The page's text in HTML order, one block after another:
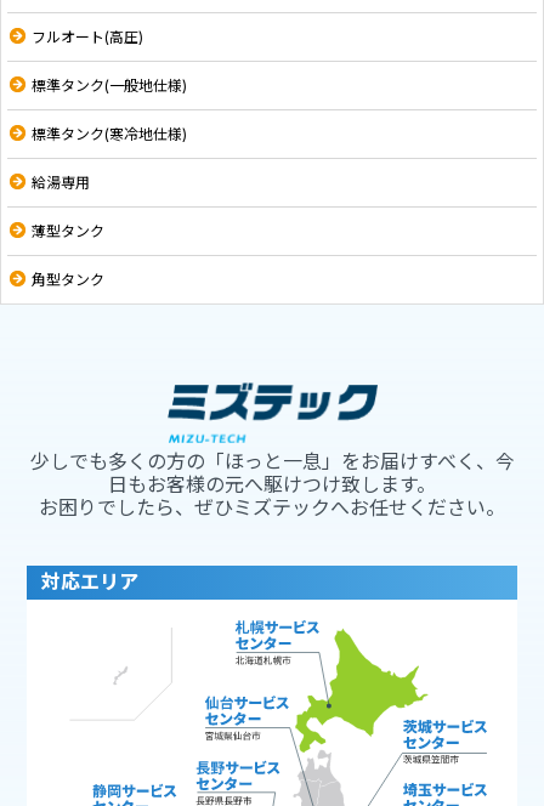
フルオート(高圧)
標準タンク(一般地仕様)
標準タンク(寒冷地仕様)
給湯専用
薄型タンク
角型タンク
少しでも多くの方の「ほっと一息」をお届けすべく、今
日もお客様の元へ駆けつけ致します。
お困りでしたら、ぜひミズテックへお任せください。
対応エリア